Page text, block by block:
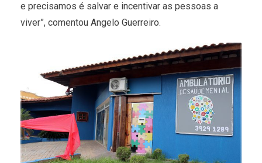
e precisamos é salvar e incentivar as pessoas a
viver”, comentou Angelo Guerreiro.